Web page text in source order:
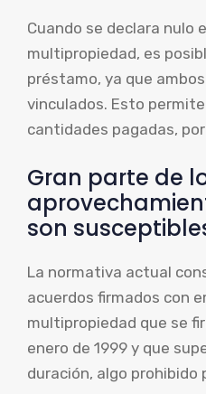
Cuando se declara nulo
multipropiedad, es
préstamo, ya que
vinculados. Esto
cantidades pagadas,
Gran parte de
son
La normativa actual
acuerdos firmados con
multipropiedad que se
enero de 1999 y que
duración, algo prohibido